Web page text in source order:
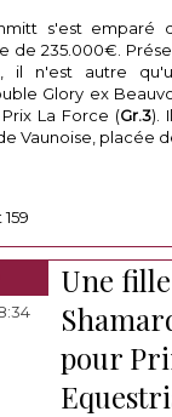
s'est emparé
de 235.000€.
il n'est autre
Glory ex
La Force (Gr.3).
Vaunoise, placée
Une
pour